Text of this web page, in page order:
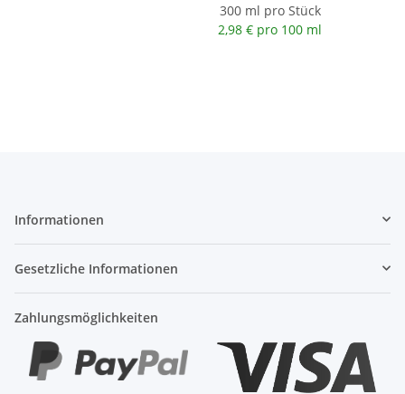
300 ml pro Stück
2,98 € pro 100 ml
Informationen
Gesetzliche Informationen
Zahlungsmöglichkeiten